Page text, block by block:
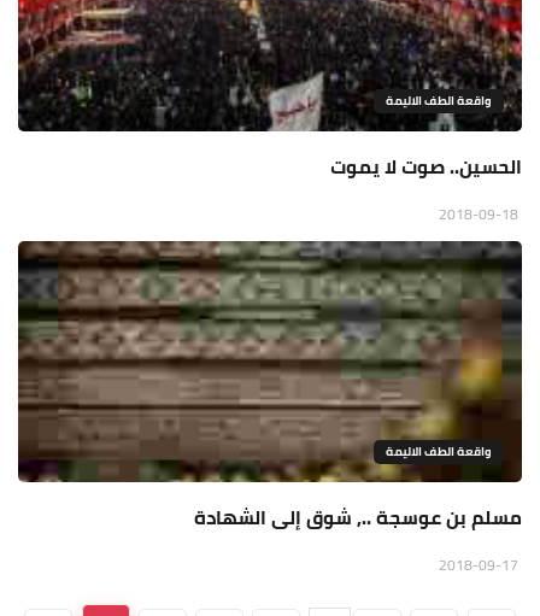
واقعة الطف الاليمة
الحسين.. صوت لا يموت
واقعة الطف الاليمة
مسلم بن عوسجة .., شوق إلى الشهادة